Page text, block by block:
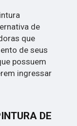
de
que
de seus
possuem
ingressar
DE